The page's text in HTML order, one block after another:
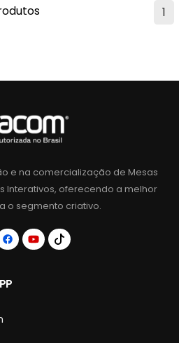
1
e na comercialização de Mesas
Interativos, oferecendo a melhor
o segmento criativo.